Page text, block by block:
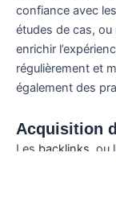
confiance avec
études de cas,
enrichir
régulièrement et
également des
Acquisition
Les backlinks ,